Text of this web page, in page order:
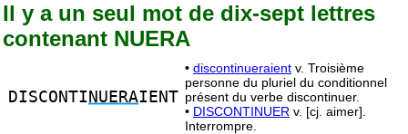
Il y a un seul mot de dix-sept lettres
contenant NUERA
DISCONTI NUERAIENT
• discontinueraient v. Troisième
personne du pluriel du conditionnel
présent du verbe discontinuer.
• DISCONTINUER v. [cj. aimer].
Interrompre.